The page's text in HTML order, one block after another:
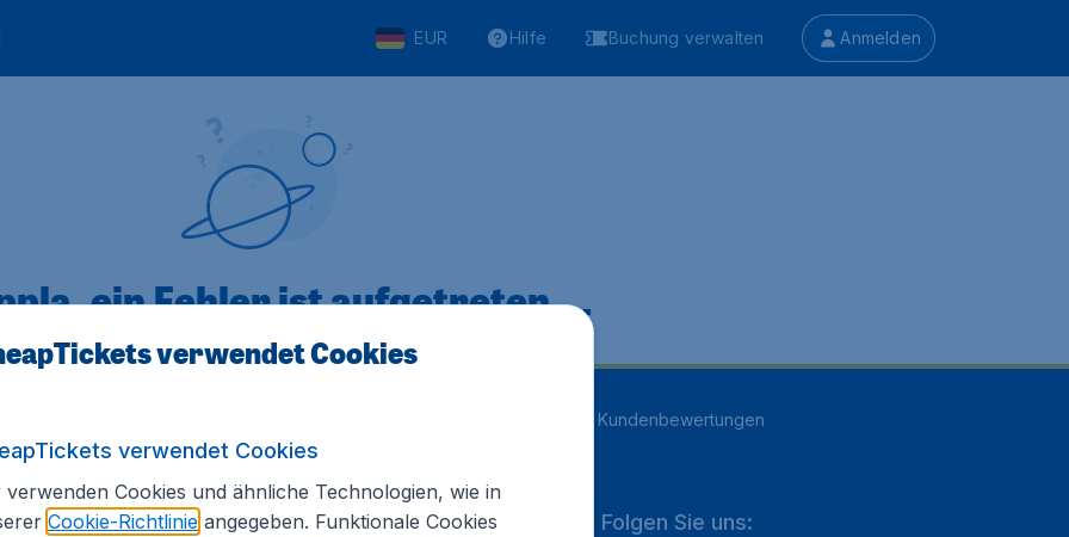
EUR Hilfe Buchung verwalten Anmelden
ein Fehler ist aufgetreten ...
Kundenbewertungen
Internationale Webseiten Folgen Sie uns:
verwendet Cookies
verwendet Cookies
verwenden Cookies und ähnliche Technologien, wie in
Cookie-Richtlinieangegeben. Funktionale Cookies